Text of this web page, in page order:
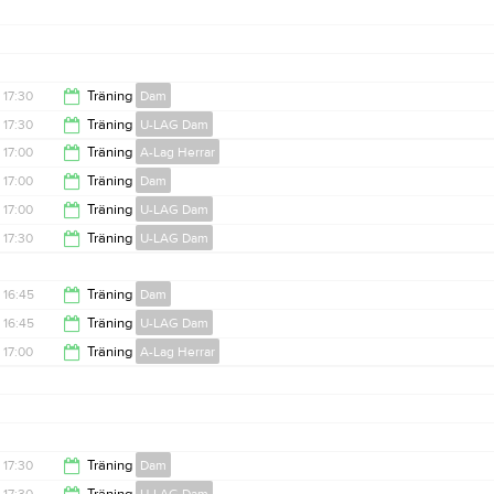
17:30 Träning Dam
19:00
17:30 Träning U-LAG Dam
19:00
17:00 Träning A-Lag Herrar
18:30
17:00 Träning Dam
18:30
17:00 Träning U-LAG Dam
17:30 Träning U-LAG Dam
19:00
16:45 Träning Dam
17:45
16:45 Träning U-LAG Dam
17:00 Träning A-Lag Herrar
17:30 Träning Dam